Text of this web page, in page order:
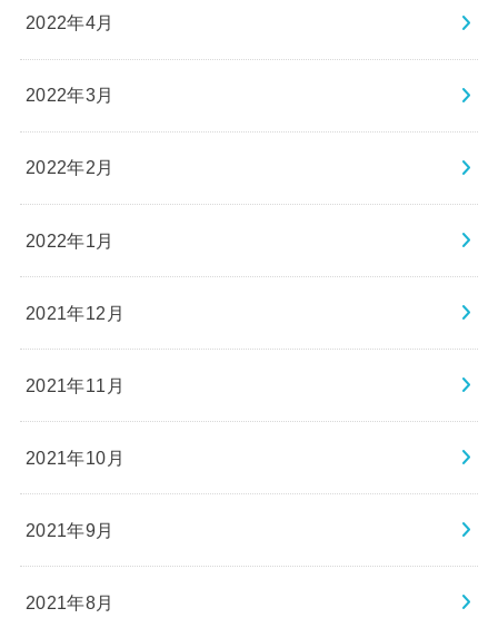
2022年4月
2022年3月
2022年2月
2022年1月
2021年12月
2021年11月
2021年10月
2021年9月
2021年8月